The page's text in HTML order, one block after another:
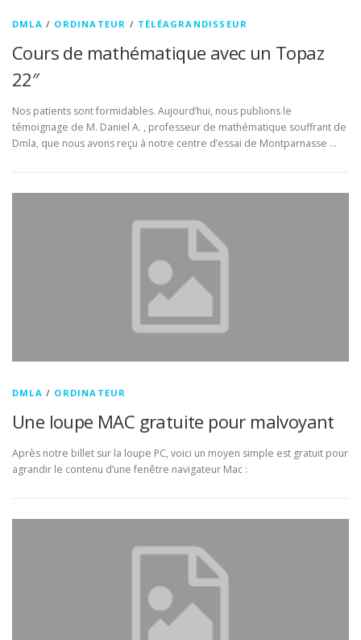
DMLA / ORDINATEUR / TÉLÉAGRANDISSEUR
Cours de mathématique avec un Topaz
22″
Nos patients sont formidables. Aujourd’hui, nous publions le
témoignage de M. Daniel A. , professeur de mathématique souffrant de
Dmla, que nous avons reçu à notre centre d’essai de Montparnasse …
DMLA / ORDINATEUR
Une loupe MAC gratuite pour malvoyant
Après notre billet sur la loupe PC, voici un moyen simple est gratuit pour
agrandir le contenu d’une fenêtre navigateur Mac :